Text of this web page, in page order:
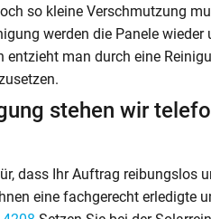
so kleine Verschmutzung
werden die Panele wieder
man durch eine
stehen wir
dass Ihr Auftrag reibungslos
eine fachgerecht erledigte